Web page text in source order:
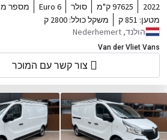
2022 97625 ק"מ סולר Euro 6 מספר
מטען: 851 ק משקל כולל: 2800 ק
הולנד, Nederhemert
Van der Vliet Vans
צור קשר עם המוכר